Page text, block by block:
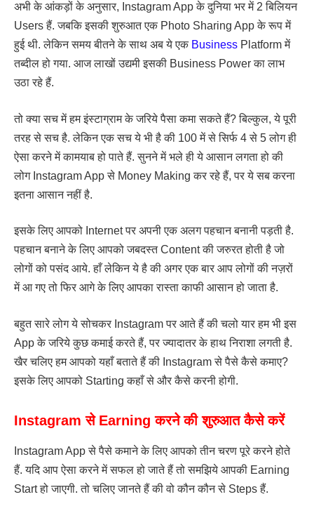
अभी के आंकड़ों के अनुसार, Instagram App के दुनिया भर में 2 बिलियन
Users हैं. जबकि इसकी शुरुआत एक Photo Sharing App के रूप में
हुई थी. लेकिन समय बीतने के साथ अब ये एक Business Platform में
तब्दील हो गया. आज लाखों उद्यमी इसकी Business Power का लाभ
उठा रहे हैं.
तो क्या सच में हम इंस्टाग्राम के जरिये पैसा कमा सकते हैं? बिल्कुल, ये पूरी
तरह से सच है. लेकिन एक सच ये भी है की 100 में से सिर्फ 4 से 5 लोग ही
ऐसा करने में कामयाब हो पाते हैं. सुनने में भले ही ये आसान लगता हो की
लोग Instagram App से Money Making कर रहे हैं, पर ये सब करना
इतना आसान नहीं है.
इसके लिए आपको Internet पर अपनी एक अलग पहचान बनानी पड़ती है.
पहचान बनाने के लिए आपको जबदस्त Content की जरुरत होती है जो
लोगों को पसंद आये. हाँ लेकिन ये है की अगर एक बार आप लोगों की नज़रों
में आ गए तो फिर आगे के लिए आपका रास्ता काफी आसान हो जाता है.
बहुत सारे लोग ये सोचकर Instagram पर आते हैं की चलो यार हम भी इस
App के जरिये कुछ कमाई करते हैं, पर ज्यादातर के हाथ निराशा लगती है.
खैर चलिए हम आपको यहाँ बताते हैं की Instagram से पैसे कैसे कमाए?
इसके लिए आपको Starting कहाँ से और कैसे करनी होगी.
Instagram से Earning करने की शुरुआत कैसे करें
Instagram App से पैसे कमाने के लिए आपको तीन चरण पूरे करने होते
हैं. यदि आप ऐसा करने में सफल हो जाते हैं तो समझिये आपकी Earning
Start हो जाएगी. तो चलिए जानते हैं की वो कौन कौन से Steps हैं.